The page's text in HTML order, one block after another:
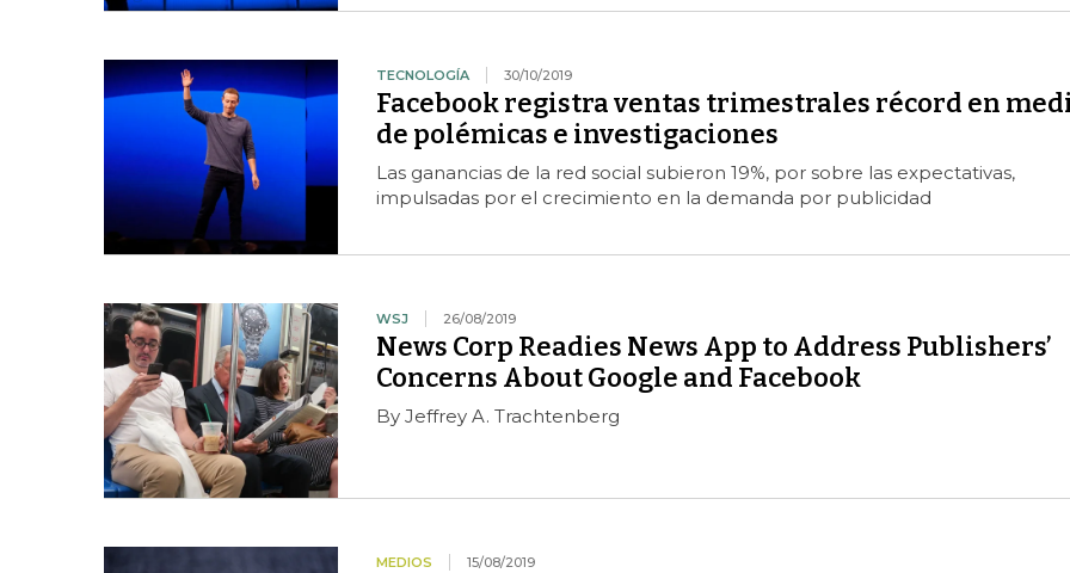
TECNOLOGÍA 30/10/2019
Facebook registra ventas trimestrales récord en
de polémicas e investigaciones
Las ganancias de la red social subieron 19%, por sobre las expectativas,
impulsadas por el crecimiento en la demanda por publicidad
WSJ 26/08/2019
News Corp Readies News App to Address Publishers’
Concerns About Google and Facebook
By Jeffrey A. Trachtenberg
MEDIOS 15/08/2019